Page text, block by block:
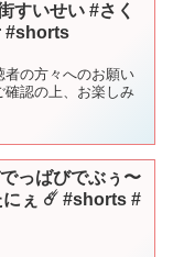
すいせい #さく
#shorts
の方々へのお願い
確認の上、お楽しみ
っばびでぶぅ〜
ぇ ☄️ #shorts #